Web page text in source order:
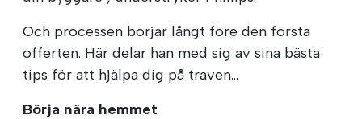
Och processen börjar långt före den första
offerten. Här delar han med sig av sina bästa
tips för att hjälpa dig på traven...
Börja nära hemmet